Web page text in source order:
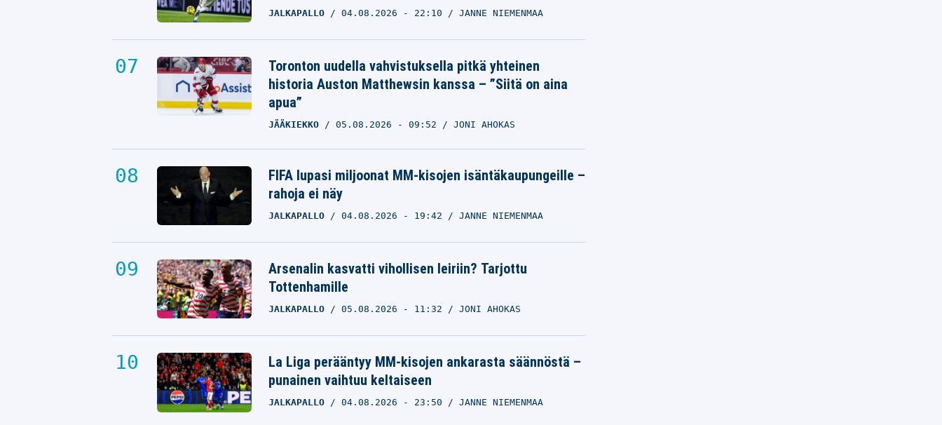
JALKAPALLO 04.08.2026 - 22:10 JANNE NIEMENMAA
Toronton uudella vahvistuksella pitkä yhteinen
historia Auston Matthewsin kanssa – ”Siitä on aina
apua”
JÄÄKIEKKO 05.08.2026 - 09:52 JONI AHOKAS
FIFA lupasi miljoonat MM-kisojen isäntäkaupungeille –
rahoja ei näy
JALKAPALLO 04.08.2026 - 19:42 JANNE NIEMENMAA
Arsenalin kasvatti vihollisen leiriin? Tarjottu
Tottenhamille
JALKAPALLO 05.08.2026 - 11:32 JONI AHOKAS
La Liga perääntyy MM-kisojen ankarasta säännöstä –
punainen vaihtuu keltaiseen
JALKAPALLO 04.08.2026 - 23:50 JANNE NIEMENMAA